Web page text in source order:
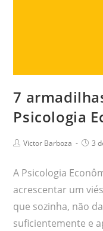
7
Psicologia
Victor Barboza 3
A Psicologia
acrescentar um
que sozinha, não
suficientemente e